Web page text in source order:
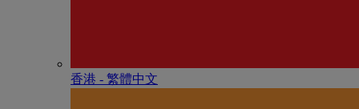
香港 - 繁體中文